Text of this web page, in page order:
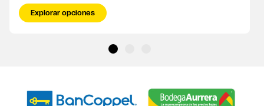
Explorar opciones